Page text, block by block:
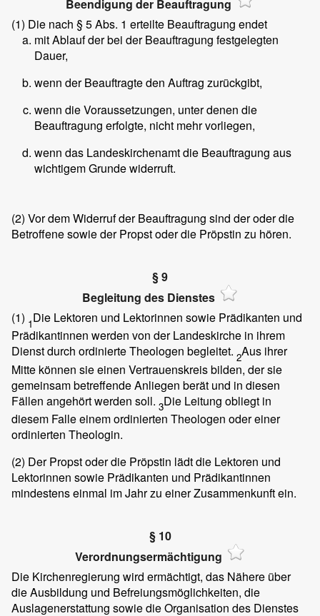
Beendigung der Beauftragung
(1) Die nach § 5 Abs. 1 erteilte Beauftragung endet
mit Ablauf der bei der Beauftragung festgelegten
Dauer,
wenn der Beauftragte den Auftrag zurückgibt,
wenn die Voraussetzungen, unter denen die
Beauftragung erfolgte, nicht mehr vorliegen,
wenn das Landeskirchenamt die Beauftragung aus
wichtigem Grunde widerruft.
(2) Vor dem Widerruf der Beauftragung sind der oder die
Betroffene sowie der Propst oder die Pröpstin zu hören.
§ 9
Begleitung des Dienstes
(1) 1Die Lektoren und Lektorinnen sowie Prädikanten und
Prädikantinnen werden von der Landeskirche in ihrem
Dienst durch ordinierte Theologen begleitet. 2Aus ihrer
Mitte können sie einen Vertrauenskreis bilden, der sie
gemeinsam betreffende Anliegen berät und in diesen
Fällen angehört werden soll. 3Die Leitung obliegt in
diesem Falle einem ordinierten Theologen oder einer
ordinierten Theologin.
(2) Der Propst oder die Pröpstin lädt die Lektoren und
Lektorinnen sowie Prädikanten und Prädikantinnen
mindestens einmal im Jahr zu einer Zusammenkunft ein.
§ 10
Verordnungsermächtigung
Die Kirchenregierung wird ermächtigt, das Nähere über
die Ausbildung und Befreiungsmöglichkeiten, die
Auslagenerstattung sowie die Organisation des Dienstes